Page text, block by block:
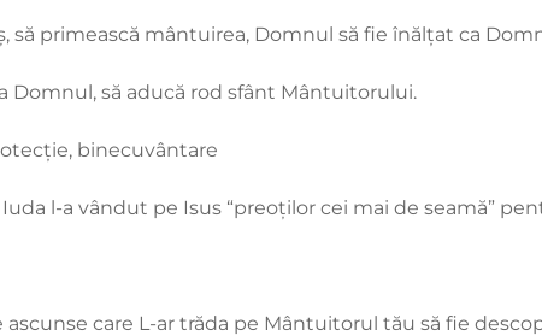
să primească mântuirea, Domnul să fie înălțat ca
Domnul, să aducă rod sfânt Mântuitorului.
binecuvântare
l-a vândut pe Isus “preoților cei mai de seamă”
care L-ar trăda pe Mântuitorul tău să fie